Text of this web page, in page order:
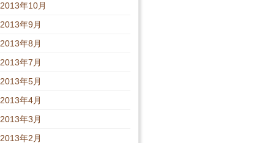
2013年10月
2013年9月
2013年8月
2013年7月
2013年5月
2013年4月
2013年3月
2013年2月